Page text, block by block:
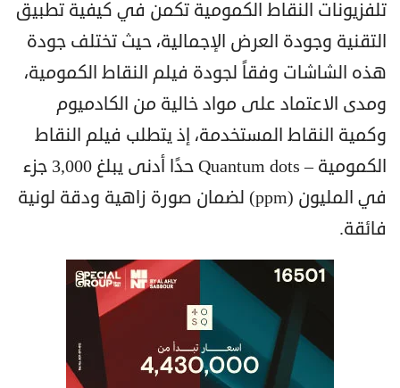
تلفزيونات النقاط الكمومية تكمن في كيفية تطبيق
التقنية وجودة العرض الإجمالية، حيث تختلف جودة
هذه الشاشات وفقاً لجودة فيلم النقاط الكمومية،
ومدى الاعتماد على مواد خالية من الكادميوم
وكمية النقاط المستخدمة، إذ يتطلب فيلم النقاط
الكمومية – Quantum dots حدًا أدنى يبلغ 3,000 جزء
في المليون (ppm) لضمان صورة زاهية ودقة لونية
فائقة.